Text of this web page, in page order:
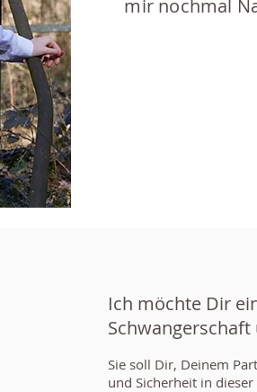
mir nochmal
Ich möchte Dir
Schwangerschaft
Sie soll Dir, Deinem
und Sicherheit in